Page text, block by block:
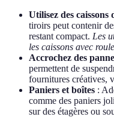
Utilisez des caissons
tiroirs peut contenir
restant compact. Les
les caissons avec
Accrochez des
permettent de
fournitures créatives,
Paniers et boîtes :
comme des paniers
sur des étagères ou